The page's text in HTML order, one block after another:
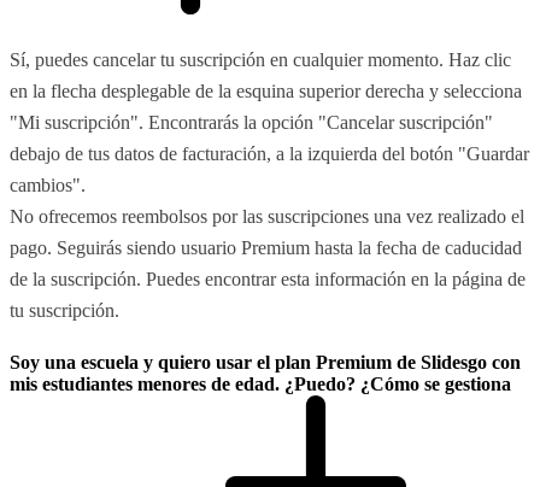
Sí, puedes cancelar tu suscripción en cualquier momento. Haz clic
en la flecha desplegable de la esquina superior derecha y selecciona
"Mi suscripción". Encontrarás la opción "Cancelar suscripción"
debajo de tus datos de facturación, a la izquierda del botón "Guardar
cambios".
No ofrecemos reembolsos por las suscripciones una vez realizado el
pago. Seguirás siendo usuario Premium hasta la fecha de caducidad
de la suscripción. Puedes encontrar esta información en la página de
tu suscripción.
Soy una escuela y quiero usar el plan Premium de Slidesgo con
mis estudiantes menores de edad. ¿Puedo? ¿Cómo se gestiona